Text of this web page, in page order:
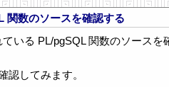
関数のソースを確認する
いる PL/pgSQL 関数のソースを
認してみます。